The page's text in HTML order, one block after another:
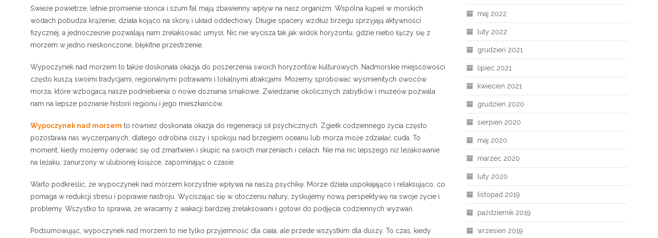
Świeże powietrze, letnie promienie słońca i szum fal mają zbawienny wpływ na nasz organizm. Wspólna kąpiel w morskich
wodach pobudza krążenie, działa kojąco na skórę i układ oddechowy. Długie spacery wzdłuż brzegu sprzyjają aktywności
fizycznej, a jednocześnie pozwalają nam zrelaksować umysł. Nic nie wycisza tak jak widok horyzontu, gdzie niebo łączy się z
morzem w jedno nieskończone, błękitne przestrzenie.
Wypoczynek nad morzem to także doskonała okazja do poszerzenia swoich horyzontów kulturowych. Nadmorskie miejscowości
często kuszą swoimi tradycjami, regionalnymi potrawami i lokalnymi atrakcjami. Możemy spróbować wyśmienitych owoców
morza, które wzbogacą nasze podniebienia o nowe doznania smakowe. Zwiedzanie okolicznych zabytków i muzeów pozwala
nam na lepsze poznanie historii regionu i jego mieszkańców.
Wypoczynek nad morzem to również doskonała okazja do regeneracji sił psychicznych. Zgiełk codziennego życia często
pozostawia nas wyczerpanych, dlatego odrobina ciszy i spokoju nad brzegiem oceanu lub morza może zdziałać cuda. To
moment, kiedy możemy oderwać się od zmartwień i skupić na swoich marzeniach i celach. Nie ma nic lepszego niż leżakowanie
na leżaku, zanurzony w ulubionej książce, zapominając o czasie.
Warto podkreślić, że wypoczynek nad morzem korzystnie wpływa na naszą psychikę. Morze działa uspokajająco i relaksująco, co
pomaga w redukcji stresu i poprawie nastroju. Wyciszając się w otoczeniu natury, zyskujemy nową perspektywę na swoje życie i
problemy. Wszystko to sprawia, że wracamy z wakacji bardziej zrelaksowani i gotowi do podjęcia codziennych wyzwań.
Podsumowując, wypoczynek nad morzem to nie tylko przyjemność dla ciała, ale przede wszystkim dla duszy. To czas, kiedy
maj 2022
luty 2022
grudzień 2021
lipiec 2021
kwiecień 2021
grudzień 2020
sierpień 2020
maj 2020
marzec 2020
luty 2020
listopad 2019
październik 2019
wrzesień 2019